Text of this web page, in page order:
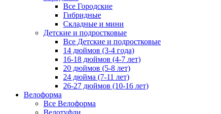
Все Городские
Гибридные
Складные и мини
Детские и подростковые
Все Детские и подростковые
14 дюймов (3-4 года)
16-18 дюймов (4-7 лет)
20 дюймов (5-8 лет)
24 дюйма (7-11 лет)
26-27 дюймов (10-16 лет)
Велоформа
Все Велоформа
Велотуфли